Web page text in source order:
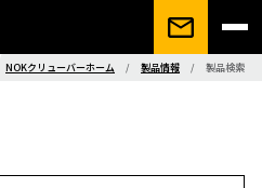
NOKクリューバーホーム / 製品情報 / 製品検索